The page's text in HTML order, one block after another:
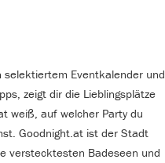
selektiertem Eventkalender und
zeigt dir die Lieblingsplätze
weiß, auf welcher Party du
Goodnight.at ist der Stadt
verstecktesten Badeseen und